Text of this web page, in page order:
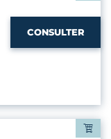
CONSULTER